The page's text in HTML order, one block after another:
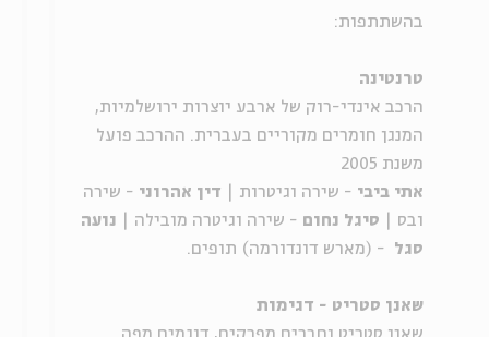
בהשתתפות:
טרנטינה
הרכב אינדי-רוק של ארבע יוצרות ירושלמיות,
המנגן חומרים מקוריים בעברית. ההרכב פועל
משנת 2005
אתי ביבי - שירה וגיטרות | דין אהרוני - שירה
ובס | סיגל נחום - שירה וגיטרה מובילה | נועה
סגל
- (מארש דונדורמה) תופים.
שאנן סטריט - דגימות